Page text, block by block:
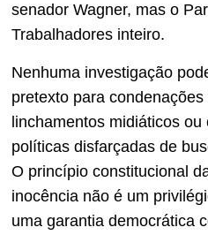
senador Wagner, mas o
Trabalhadores inteiro.
Nenhuma investigação
pretexto para
linchamentos midiáticos ou
políticas disfarçadas de
O princípio constitucional
inocência não é um
uma garantia democrática